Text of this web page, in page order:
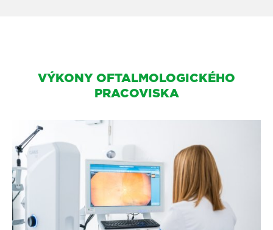
VÝKONY OFTALMOLOGICKÉHO
PRACOVISKA